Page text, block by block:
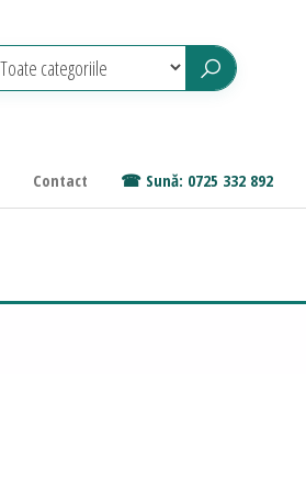
Contact Sună: 0725 332 892